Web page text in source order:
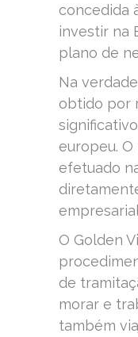
concedida
investir na
plano de
Na
obtido por
europeu.
efetuado
O Golden
de
morar e
também